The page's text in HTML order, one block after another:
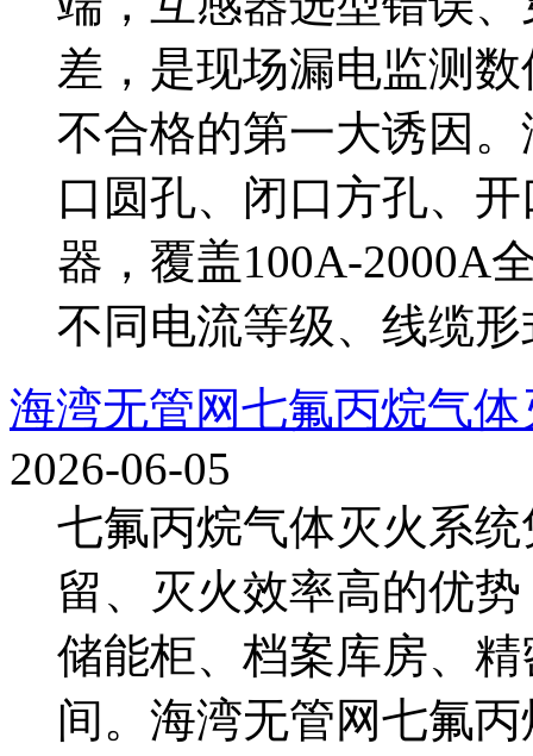
差，是现场漏电监测
不合格的第一大诱因。
口圆孔、闭口方孔、
器，覆盖100A-2000A
不同电流等级、线缆
海湾无管网七氟丙烷气
2026-06-05
七氟丙烷气体灭火系
留、灭火效率高的优
储能柜、档案库房、
间。海湾无管网七氟